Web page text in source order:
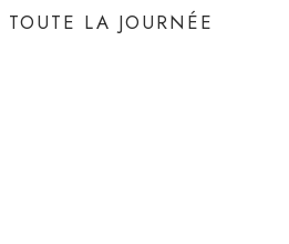
TOUTE LA JOURNÉE